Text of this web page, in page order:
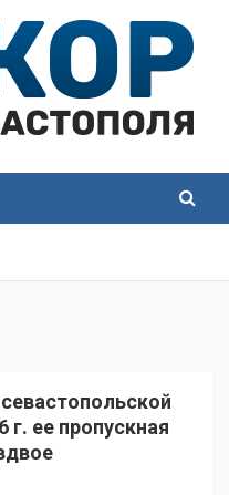
г. ее пропускная